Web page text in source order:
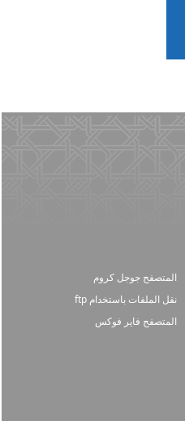
المتصفح جوجل كروم
نقل الملفات باستخدام ftp
المتصفح فاير فوكس